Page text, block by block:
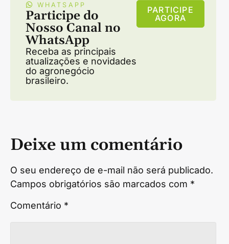
WHATSAPP
Participe do
Nosso Canal no
WhatsApp
Receba as principais
atualizações e novidades
do agronegócio
brasileiro.
PARTICIPE
AGORA
Deixe um comentário
O seu endereço de e-mail não será publicado.
Campos obrigatórios são marcados com *
Comentário *